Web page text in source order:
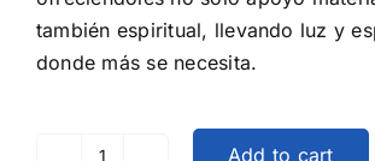
también espiritual, llevando luz y
donde más se necesita.
Add to cart